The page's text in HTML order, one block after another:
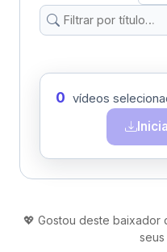
0 vídeos
💖 Gostou deste baixador
seus